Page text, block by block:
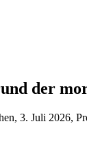
der